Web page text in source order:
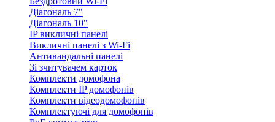
Діагональ 7"
Діагональ 10"
IP викличні панелі
Викличні панелі з Wi-Fi
Антивандальні панелі
Зі зчитувачем карток
Комплекти домофона
Комплекти IP домофонів
Комплекти відеодомофонів
Комплектуючі для домофонів